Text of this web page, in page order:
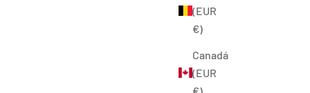
(EUR
€)
Canadá
(EUR
€)